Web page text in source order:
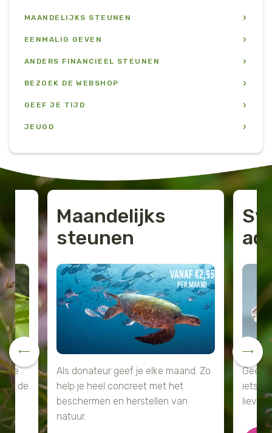
MAANDELIJKS STEUNEN
EENMALIG GEVEN
ANDERS FINANCIEEL STEUNEN
BEZOEK DE WEBSHOP
GEEF JE TIJD
JEUGD
13
JAAR
en de
Maandelijks
steunen
VANAF €2,95
PER MAAND
Als donateur geef je elke maand. Zo
help je heel concreet met het
beschermen en herstellen van
natuur.
Geef
iets
Koraal
Leeuw
Olifant
Orang-oetan
Panda
Steur
Tijger
Walvis
IJsbeer
Zeeschildpad
Speelgoed